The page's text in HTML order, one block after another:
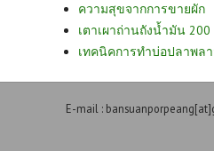
ความสุขจากการขายผัก
เตาเผาถ่านถังน้ำมัน
เทคนิคการทำบ่อปลาพล
E-mail :